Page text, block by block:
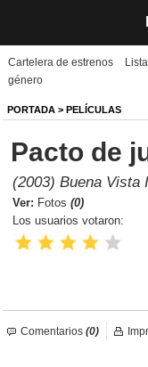
Biografías
Películas
TV
Música
Un día como hoy
Cartelera de estrenos
género
PORTADA > PELÍCULAS
Pacto de
(2003) Buena Vista
Ver: Fotos (0)
Los usuarios votaron:
Comentarios (0)